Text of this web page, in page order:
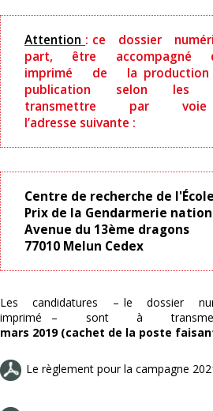
Attention : ce dossier
part, être accompagné
imprimé de la
publication selon les
transmettre par
l’adresse suivante :
Centre de recherche de
Prix de la Gendarmerie
Avenue du 13ème dragons
77010 Melun Cedex
Les candidatures – le dossier
imprimé – sont à
mars 2019 (cachet de la poste
Le règlement pour la campagne